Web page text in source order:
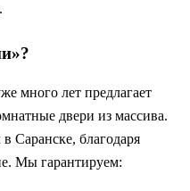
много лет предлагает
двери из массива.
Саранске, благодаря
Мы гарантируем: